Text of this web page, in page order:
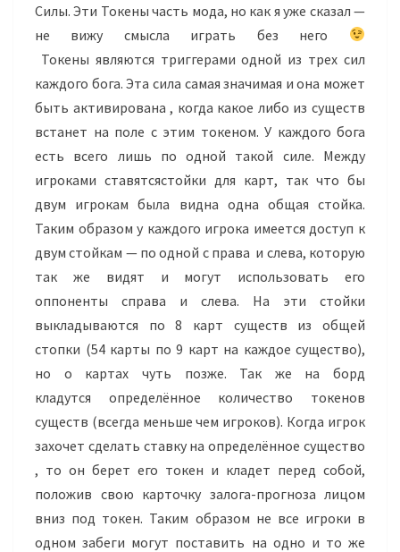
Силы. Эти Токены часть мода, но как я уже сказал —
не вижу смысла играть без него
Токены являются триггерами одной из трех сил
каждого бога. Эта сила самая значимая и она может
быть активирована , когда какое либо из существ
встанет на поле с этим токеном. У каждого бога
есть всего лишь по одной такой силе. Между
игроками ставятсястойки для карт, так что бы
двум игрокам была видна одна общая стойка.
Таким образом у каждого игрока имеется доступ к
двум стойкам — по одной с права и слева, которую
так же видят и могут использовать его
оппоненты справа и слева. На эти стойки
выкладываются по 8 карт существ из общей
стопки (54 карты по 9 карт на каждое существо),
но о картах чуть позже. Так же на борд
кладутся определённое количество токенов
существ (всегда меньше чем игроков). Когда игрок
захочет сделать ставку на определённое существо
, то он берет его токен и кладет перед собой,
положив свою карточку залога-прогноза лицом
вниз под токен. Таким образом не все игроки в
одном забеги могут поставить на одно и то же